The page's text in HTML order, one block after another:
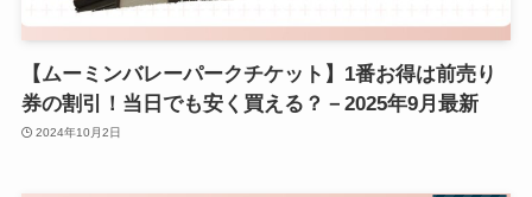
【ムーミンバレーパークチケット】1番お得は前売り
券の割引！当日でも安く買える？－2025年9月最新
2024年10月2日